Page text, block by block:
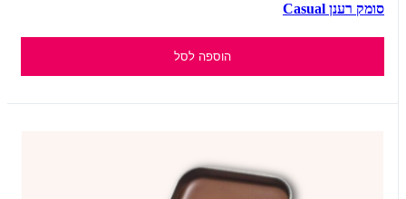
סומק רענן Casual
הוספה לסל